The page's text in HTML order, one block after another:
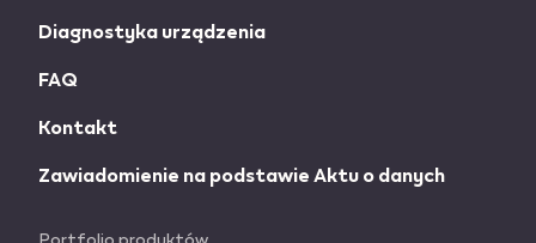
Diagnostyka urządzenia
FAQ
Kontakt
Zawiadomienie na podstawie Aktu o danych